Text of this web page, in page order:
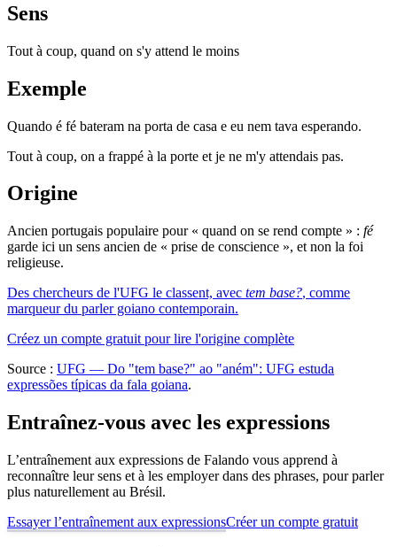
Sens
Tout à coup, quand on s'y attend le moins
Exemple
Quando é fé bateram na porta de casa e eu nem tava esperando.
Tout à coup, on a frappé à la porte et je ne m'y attendais pas.
Origine
Ancien portugais populaire pour « quand on se rend compte » : fé
garde ici un sens ancien de « prise de conscience », et non la foi
religieuse.
Des chercheurs de l'UFG le classent, avec tem base?, comme
marqueur du parler goiano contemporain.
Créez un compte gratuit pour lire l'origine complète
Source : UFG — Do "tem base?" ao "aném": UFG estuda
expressões típicas da fala goiana.
Entraînez-vous avec les expressions
L’entraînement aux expressions de Falando vous apprend à
reconnaître leur sens et à les employer dans des phrases, pour parler
plus naturellement au Brésil.
Essayer l’entraînement aux expressionsCréer un compte gratuit